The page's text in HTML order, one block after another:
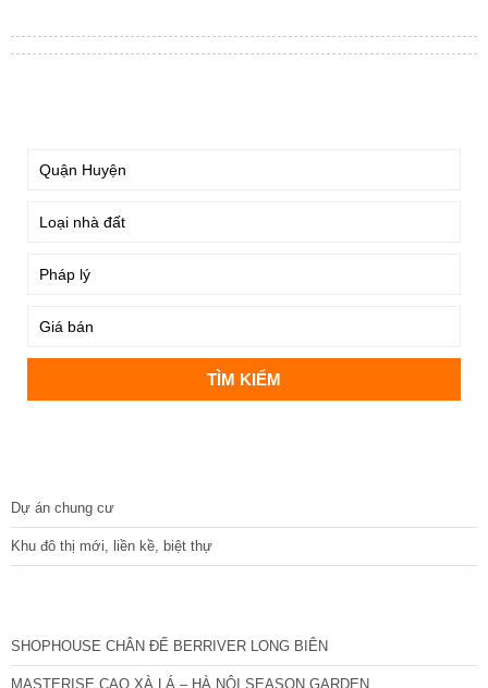
Dự án chung cư
Khu đô thị mới, liền kề, biệt thự
SHOPHOUSE CHÂN ĐẾ BERRIVER LONG BIÊN
MASTERISE CAO XÀ LÁ – HÀ NỘI SEASON GARDEN